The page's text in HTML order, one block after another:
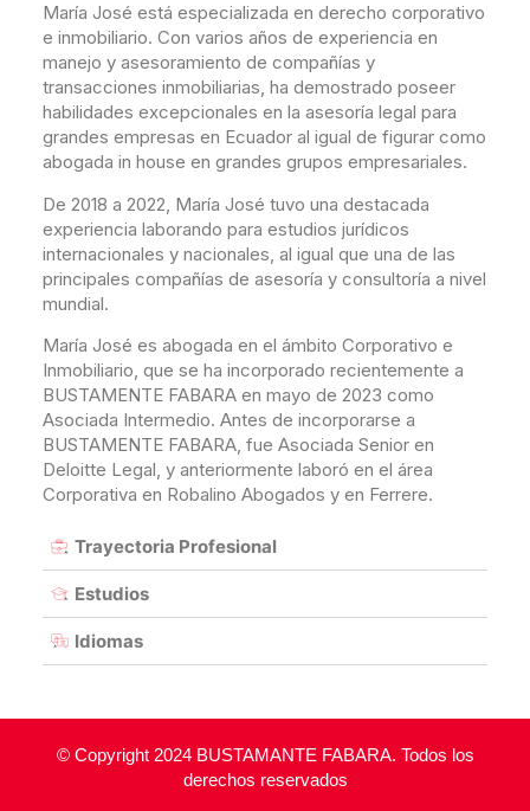
María José está especializada en derecho corporativo
e inmobiliario. Con varios años de experiencia en
manejo y asesoramiento de compañías y
transacciones inmobiliarias, ha demostrado poseer
habilidades excepcionales en la asesoría legal para
grandes empresas en Ecuador al igual de figurar como
abogada in house en grandes grupos empresariales.
De 2018 a 2022, María José tuvo una destacada
experiencia laborando para estudios jurídicos
internacionales y nacionales, al igual que una de las
principales compañías de asesoría y consultoría a nivel
mundial.
María José es abogada en el ámbito Corporativo e
Inmobiliario, que se ha incorporado recientemente a
BUSTAMENTE FABARA en mayo de 2023 como
Asociada Intermedio. Antes de incorporarse a
BUSTAMENTE FABARA, fue Asociada Senior en
Deloitte Legal, y anteriormente laboró en el área
Corporativa en Robalino Abogados y en Ferrere.
Trayectoria Profesional
Estudios
Idiomas
© Copyright 2024 BUSTAMANTE FABARA. Todos los
derechos reservados